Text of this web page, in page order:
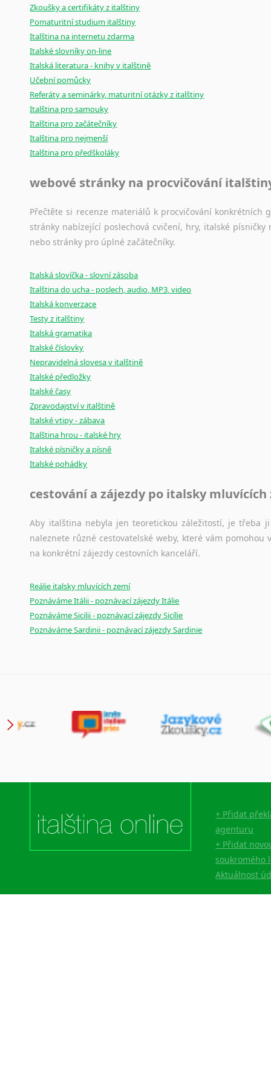
Zkoušky a certifikáty z italštiny
Pomaturitní studium italštiny
Italština na internetu zdarma
Italské slovníky on-line
Italská literatura - knihy v italštině
Učební pomůcky
Referáty a seminárky, maturitní otázky z italštiny
Italština pro samouky
Italština pro začátečníky
Italština pro nejmenší
Italština pro předškoláky
webové stránky na procvičování
Přečtěte si recenze materiálů k procvičování
stránky nabízející poslechová cvičení, hry, italské
nebo stránky pro úplné začátečníky.
Italská slovíčka - slovní zásoba
Italština do ucha - poslech, audio, MP3, video
Italská konverzace
Testy z italštiny
Italská gramatika
Italské číslovky
Nepravidelná slovesa v italštině
Italské předložky
Italské časy
Zpravodajství v italštině
Italské vtipy - zábava
Italština hrou - italské hry
Italské písničky a písně
Italské pohádky
cestování a zájezdy po italsky mluvících
Aby italština nebyla jen teoretickou záležitostí, je třeba
naleznete různé cestovatelské weby, které vám
na konkrétní zájezdy cestovních kanceláří.
Reálie italsky mluvících zemí
Poznáváme Itálii - poznávací zájezdy Itálie
Poznáváme Sicilii - poznávací zájezdy Sicílie
Poznáváme Sardinii - poznávací zájezdy Sardinie
+ Přidat
agenturu
+ Přidat
soukromého
Aktuálnost